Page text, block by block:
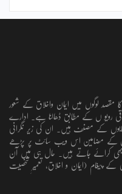
مقصد لوگوں میں ایمان واخلاق کے شعور
رویو ں کے مطابق ڈھالنا ہے۔ ادارے
کتابوں کے مصنف ہیں۔ ان کی زیر نگرانی
جس کے مضامین اس ویب سائٹ پر پڑھے
بھی کرائے جاتے ہیں۔ حال ہی میں آن
کے پیغام (ایمان و اخلاق، تعمیرِ شخصیت